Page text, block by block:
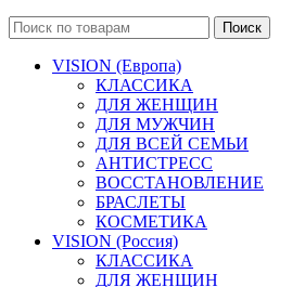
Поиск
VISION (Европа)
КЛАССИКА
ДЛЯ ЖЕНЩИН
ДЛЯ МУЖЧИН
ДЛЯ ВСЕЙ СЕМЬИ
АНТИСТРЕСС
ВОССТАНОВЛЕНИЕ
БРАСЛЕТЫ
КОСМЕТИКА
VISION (Россия)
КЛАССИКА
ДЛЯ ЖЕНЩИН